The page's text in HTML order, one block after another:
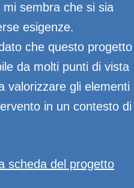
sembra che si sia
esigenze.
che questo progetto
da molti punti di vista
valorizzare gli elementi
in un contesto di
scheda del progetto